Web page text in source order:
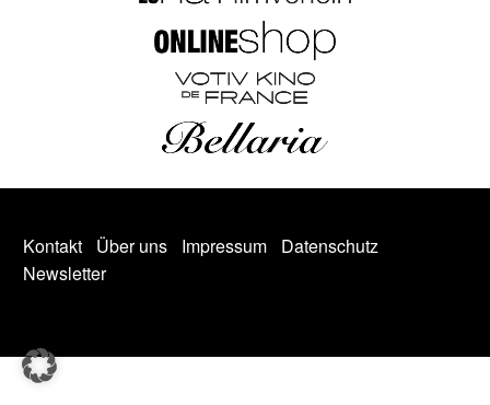
Kontakt Über uns Impressum
Datenschutz
Newsletter